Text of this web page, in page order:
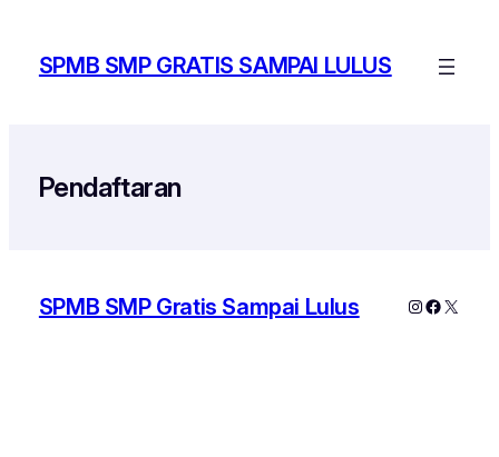
contentSPMB SMP GRATIS SAMPAI LULUS
Pendaftaran
SPMB SMP Gratis Sampai Lulus Instagram
X